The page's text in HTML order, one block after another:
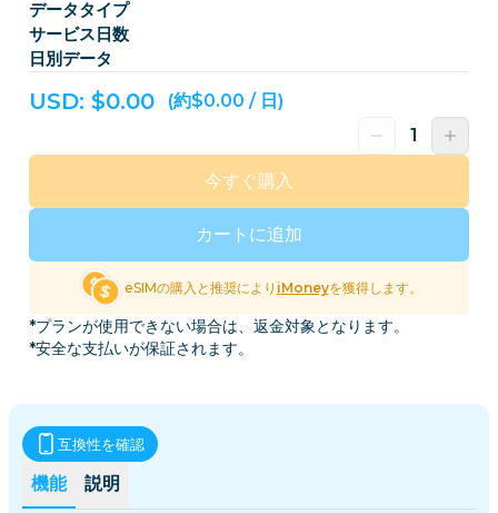
データタイプ
サービス日数
日別データ
USD: $0.00 (約$0.00 / 日)
カートに追加
今すぐ購入
eSIMの購入と推奨により iMoneyを獲得します。
*プランが使用できない場合は、返金対象となります。
*安全な支払いが保証されます。
機能 説明
互換性を確認